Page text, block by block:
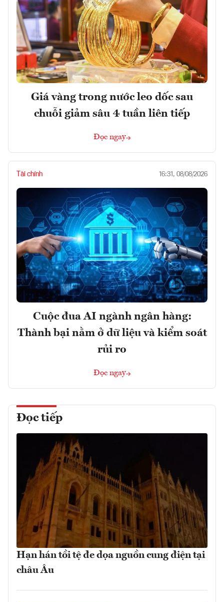
Giá vàng trong nước leo dốc sau
chuỗi giảm sâu 4 tuần liên tiếp
Đọc ngay
Tài chính 16:31, 08/08/2026
Cuộc đua AI ngành ngân hàng:
Thành bại nằm ở dữ liệu và kiểm soát
rủi ro
Đọc ngay
Đọc tiếp
Hạn hán tồi tệ đe dọa nguồn cung điện tại
châu Âu